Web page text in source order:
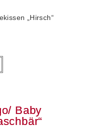
„Hirsch“